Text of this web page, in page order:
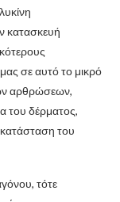
κατασκευή
σε αυτό το μικρό
αρθρώσεων,
του δέρματος,
κατάσταση του
τότε